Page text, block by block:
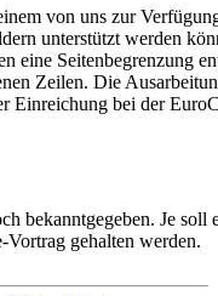
von uns zur
unterstützt werden
eine Seitenbegrenzung
Zeilen. Die
Einreichung bei der
bekanntgegeben. Je soll
gehalten werden.